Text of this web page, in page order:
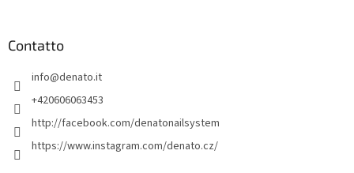
Contatto
info@denato.it
+420606063453
http://facebook.com/denatonailsystem
https://www.instagram.com/denato.cz/